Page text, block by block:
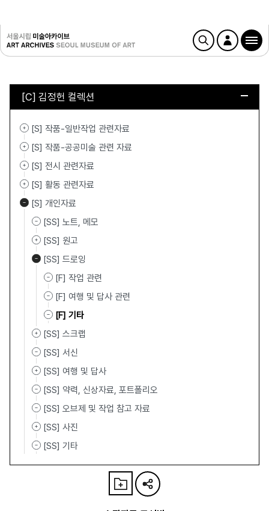
[C] 김정헌 컬렉션
[S] 작품-일반작업 관련자료
[S] 작품-공공미술 관련 자료
[S] 전시 관련자료
[S] 활동 관련자료
[S] 개인자료
[SS] 노트, 메모
[SS] 원고
[SS] 드로잉
[F] 작업 관련
[F] 여행 및 답사 관련
[F] 기타
[SS] 스크랩
[SS] 서신
[SS] 여행 및 답사
[SS] 약력, 신상자료, 포트폴리오
[SS] 오브제 및 작업 참고 자료
[SS] 사진
[SS] 기타